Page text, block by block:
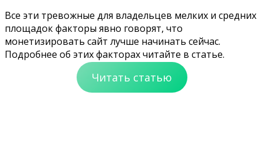
Все эти тревожные для владельцев мелких и средних
площадок факторы явно говорят, что
монетизировать сайт лучше начинать сейчас.
Подробнее об этих факторах читайте в статье.
Читать статью